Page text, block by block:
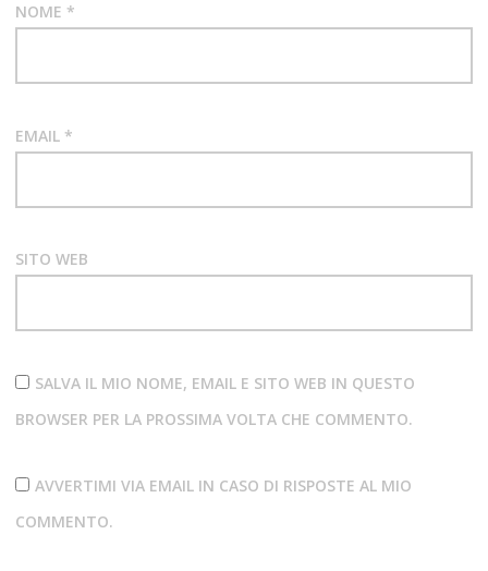
NOME *
EMAIL *
SITO WEB
SALVA IL MIO NOME, EMAIL E SITO WEB IN QUESTO
BROWSER PER LA PROSSIMA VOLTA CHE COMMENTO.
AVVERTIMI VIA EMAIL IN CASO DI RISPOSTE AL MIO
COMMENTO.